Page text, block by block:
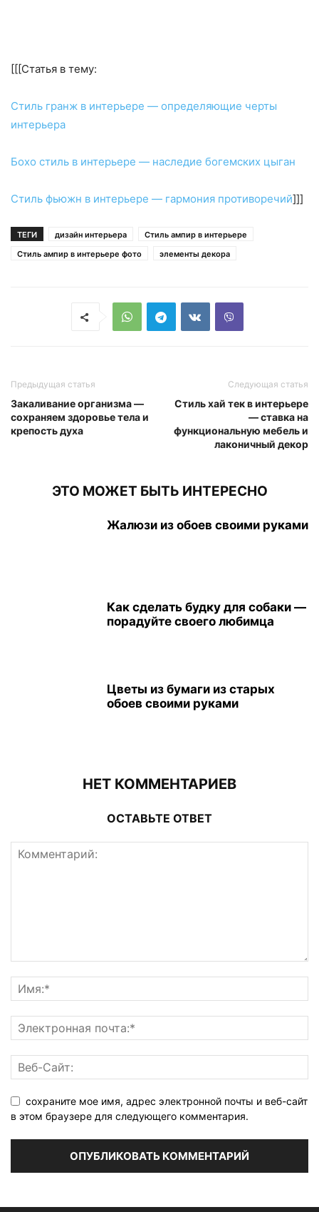
[[[Статья в тему:
Стиль гранж в интерьере — определяющие черты
интерьера
Бохо стиль в интерьере — наследие богемских цыган
Стиль фьюжн в интерьере — гармония противоречий]]]
ТЕГИ дизайн интерьера
Стиль ампир в интерьере
Стиль ампир в интерьере фото
элементы декора
Предыдущая статья
Закаливание организма —
сохраняем здоровье тела и
крепость духа
Следующая статья
Стиль хай тек в интерьере
— ставка на
функциональную мебель и
лаконичный декор
ЭТО МОЖЕТ БЫТЬ ИНТЕРЕСНО
Жалюзи из обоев своими руками
Как сделать будку для собаки —
порадуйте своего любимца
Цветы из бумаги из старых
обоев своими руками
НЕТ КОММЕНТАРИЕВ
ОСТАВЬТЕ ОТВЕТ
сохраните мое имя, адрес электронной почты и веб-сайт
в этом браузере для следующего комментария.